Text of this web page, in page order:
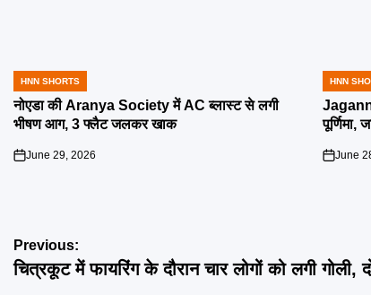
POSTED
IN
HNN SHORTS
नोएडा की Aranya Society में AC ब्लास्ट से लगी
भीषण आग, 3 फ्लैट जलकर खाक
on
June 29, 2026
POSTED
IN
HNN
पूर्णिमा,
on
June
Post
navigation
Previous:
चित्रकूट में फायरिंग के दौरान चार लोगों को लगी गोली,